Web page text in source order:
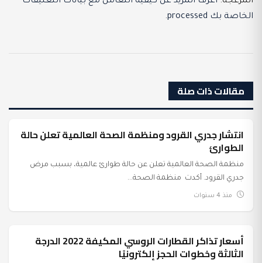
الخاصة بك processed
.
مقالات ذات صلة
عرب وعالم
انتشار جدري القرود ومنظمة الصحة العالمية تعلن حالة
الطوارئ
منظمة الصحة العالمية تعلن عن حالة طوارئ عالمية، بسبب مرض
جدري القرود. أكدت منظمة الصحة...
منذ 4 سنوات
عرب وعالم أسعار تذاكر القطارات الروسي المكيفة 2022 الدرجة
الثالثة وخطوات الحجز إلكترونيًا